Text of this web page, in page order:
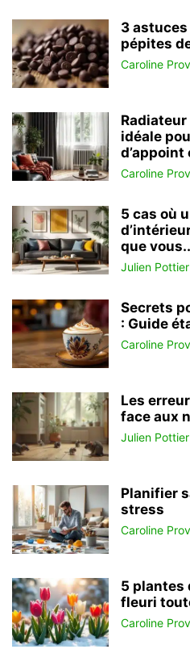
3
pépites
Caroline
idéale
Caroline
5 cas où
que
Julien Pottier
Secrets
: Guide
Caroline
Les
face aux
Julien Pottier
Planifier
stress
Caroline
5 plantes
fleuri
Caroline